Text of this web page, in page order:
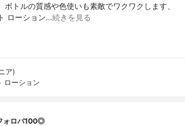
ボトルの質感や色使いも素敵でワクワクします、
ローション…続きを見る
ア)
ローション
ォロバ100◎